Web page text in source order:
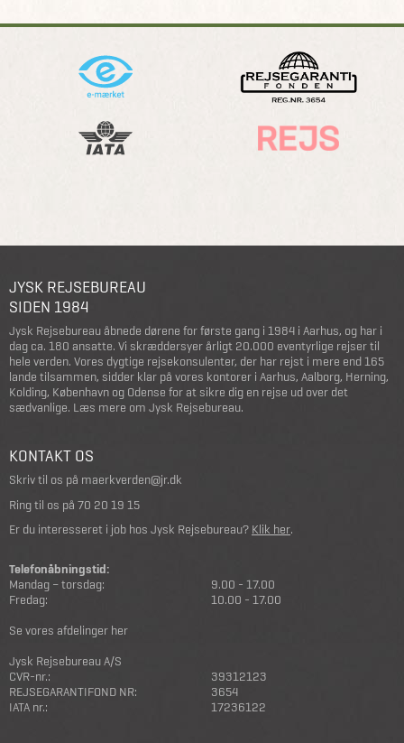
JYSK REJSEBUREAU
SIDEN 1984
Jysk Rejsebureau åbnede dørene for første gang i 1984 i Aarhus, og har i
dag ca. 180 ansatte. Vi skræddersyer årligt 20.000 eventyrlige rejser til
hele verden. Vores dygtige rejsekonsulenter, der har rejst i mere end 165
lande tilsammen, sidder klar på vores kontorer i Aarhus, Aalborg, Herning,
Kolding, København og Odense for at sikre dig en rejse ud over det
sædvanlige. Læs mere om Jysk Rejsebureau.
KONTAKT OS
Skriv til os på maerkverden@jr.dk
Ring til os på 70 20 19 15
Er du interesseret i job hos Jysk Rejsebureau? Klik her.
Telefonåbningstid:
Mandag – torsdag:
9.00 - 17.00
Fredag:
10.00 - 17.00
Se vores afdelinger her
Jysk Rejsebureau A/S
CVR-nr.:
39312123
REJSEGARANTIFOND NR:
3654
IATA nr.:
17236122